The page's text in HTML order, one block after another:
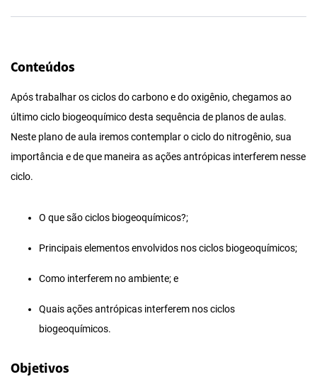
Conteúdos
Após trabalhar os ciclos do carbono e do oxigênio, chegamos ao
último ciclo biogeoquímico desta sequência de planos de aulas.
Neste plano de aula iremos contemplar o ciclo do nitrogênio, sua
importância e de que maneira as ações antrópicas interferem nesse
ciclo.
O que são ciclos biogeoquímicos?;
Principais elementos envolvidos nos ciclos biogeoquímicos;
Como interferem no ambiente; e
Quais ações antrópicas interferem nos ciclos
biogeoquímicos.
Objetivos